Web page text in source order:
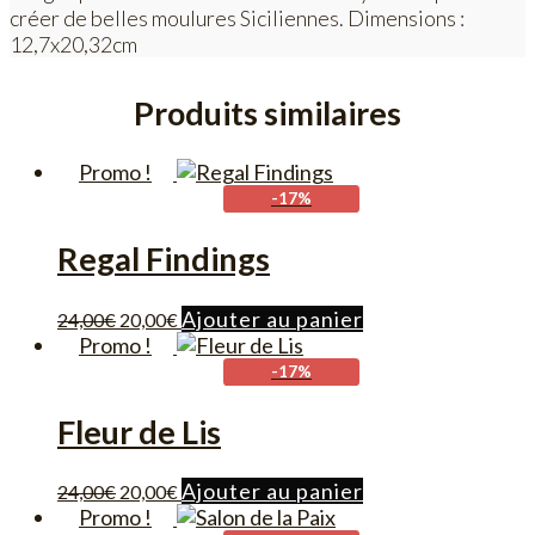
créer de belles moulures Siciliennes. Dimensions :
12,7x20,32cm
Produits similaires
Promo !
-17%
Regal Findings
24,00€ Le
prix
initial
20,00€ Le
prix
actuel
Ajouter au panier
Promo !
-17%
Fleur de Lis
24,00€ Le
prix
20,00€ Le
prix
Ajouter au panier
Promo !